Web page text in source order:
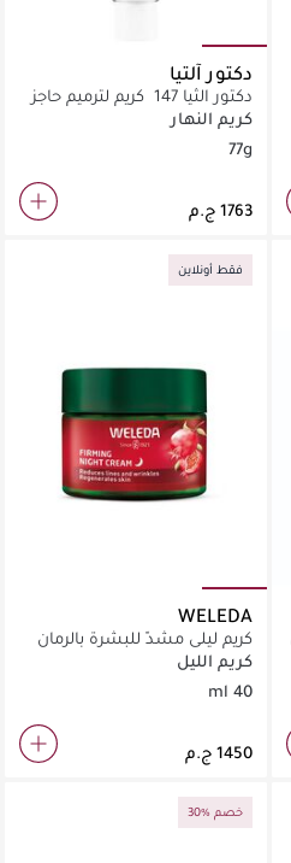
دكتور آلتيا
دكتور الثيا 147 كريم لترميم حاجز
البشرة
كريم النهار
77g
فقط أونلاين
WELEDA
كريم ليلي مشدّ للبشرة بالرمان
وببتيدات الماكا من ويلدا ٤٠ مل
كريم الليل
40 ml
30% خصم